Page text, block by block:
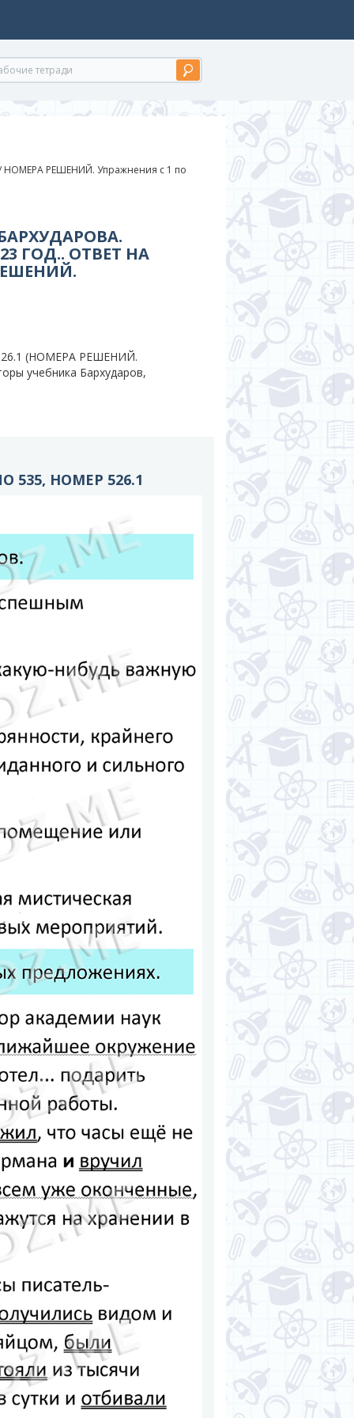
НОМЕРА РЕШЕНИЙ. Упражнения с 1 по
ГОД.. ОТВЕТ НА
(НОМЕРА РЕШЕНИЙ.
учебника Бархударов,
НОМЕР 526.1